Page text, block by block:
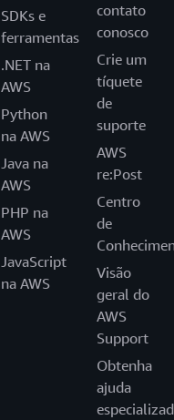
SDKs e
ferramentas
.NET na
AWS
Python
na AWS
Java na
AWS
PHP na
AWS
JavaScript
na AWS
contato
conosco
Crie um
tíquete
de
suporte
AWS
re:Post
Centro
de
Visão
geral do
AWS
Support
Obtenha
ajuda